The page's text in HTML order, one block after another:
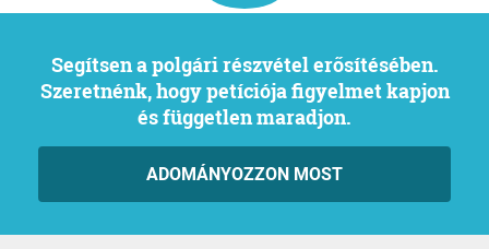
Segítsen a polgári részvétel erősítésében.
Szeretnénk, hogy petíciója figyelmet kapjon
és független maradjon.
ADOMÁNYOZZON MOST